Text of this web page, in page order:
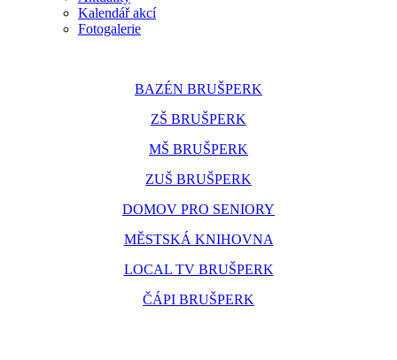
Kalendář akcí
Fotogalerie
BAZÉN BRUŠPERK
ZŠ BRUŠPERK
MŠ BRUŠPERK
ZUŠ BRUŠPERK
DOMOV PRO SENIORY
MĚSTSKÁ KNIHOVNA
LOCAL TV BRUŠPERK
ČÁPI BRUŠPERK